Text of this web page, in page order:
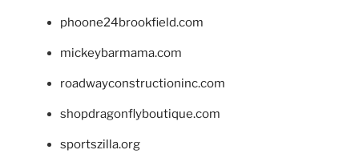
phoone24brookfield.com
mickeybarmama.com
roadwayconstructioninc.com
shopdragonflyboutique.com
sportszilla.org